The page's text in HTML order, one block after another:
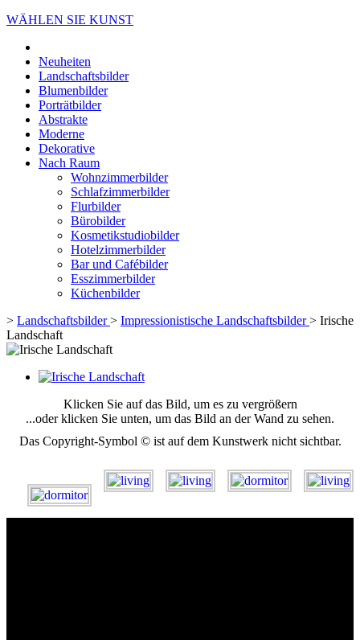
WÄHLEN SIE KUNST
Neuheiten
Landschaftsbilder
Blumenbilder
Porträtbilder
Abstrakte
Moderne
Dekorative
Nach Raum
Wohnzimmerbilder
Schlafzimmerbilder
Flurbilder
Bürobilder
Kosmetikstudiobilder
Hotelzimmerbilder
Bar und Cafébilder
Esszimmerbilder
Küchenbilder
> Landschaftsbilder> Impressionistische Landschaftsbilder> Irische
Landschaft
Klicken Sie auf das Bild, um es zu vergrößern
...oder klicken Sie unten, um das Bild an der Wand zu sehen.
Das Copyright-Symbol © ist auf dem Kunstwerk nicht sichtbar.